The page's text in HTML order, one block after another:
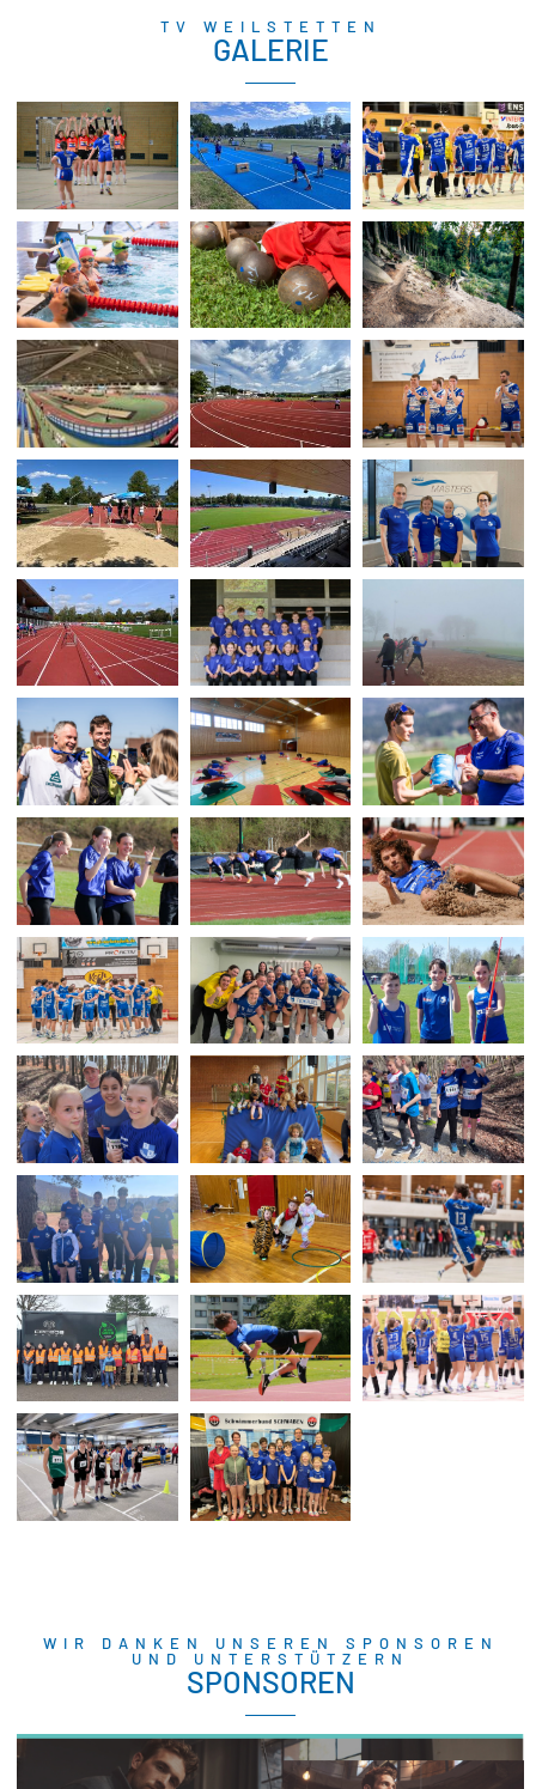
TV WEILSTETTEN
GALERIE
WIR DANKEN UNSEREN SPONSOREN
UND UNTERSTÜTZERN
SPONSOREN